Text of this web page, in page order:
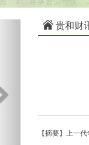
贵和财
【摘要】上一